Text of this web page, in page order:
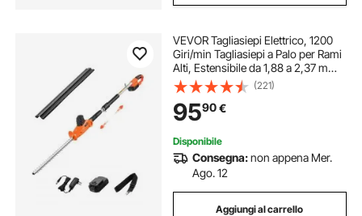
VEVOR Tagliasiepi Elettrico, 1200
Giri/min Tagliasiepi a Palo per Rami
Alti, Estensibile da 1,88 a 2,37 m
Batteria da 20 V con Lama da 510
mm 5 Angoli Regolabili per
Giardino e Cortile
(221)
9590€
Disponibile
Consegna:non appena Mer.
Ago. 12
Aggiungi al carrello